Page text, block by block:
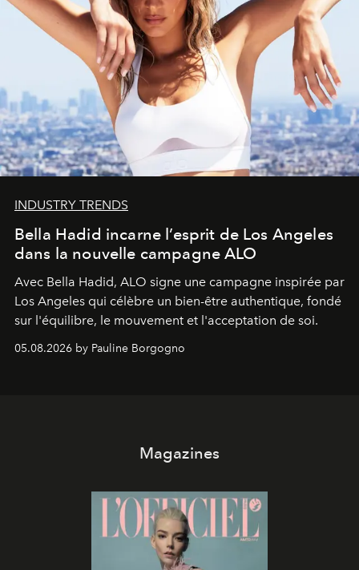
INDUSTRY TRENDS
Bella Hadid incarne l’esprit de Los Angeles
dans la nouvelle campagne ALO
Avec Bella Hadid, ALO signe une campagne inspirée par
Los Angeles qui célèbre un bien-être authentique, fondé
sur l'équilibre, le mouvement et l'acceptation de soi.
05.08.2026 by Pauline Borgogno
Magazines